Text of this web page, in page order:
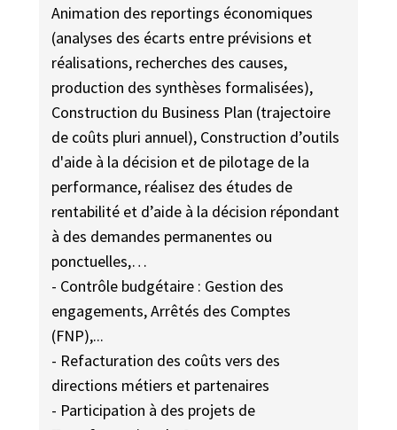
Animation des reportings économiques
(analyses des écarts entre prévisions et
réalisations, recherches des causes,
production des synthèses formalisées),
Construction du Business Plan (trajectoire
de coûts pluri annuel), Construction d’outils
d'aide à la décision et de pilotage de la
performance, réalisez des études de
rentabilité et d’aide à la décision répondant
à des demandes permanentes ou
ponctuelles,…
- Contrôle budgétaire : Gestion des
engagements, Arrêtés des Comptes
(FNP),...
- Refacturation des coûts vers des
directions métiers et partenaires
- Participation à des projets de